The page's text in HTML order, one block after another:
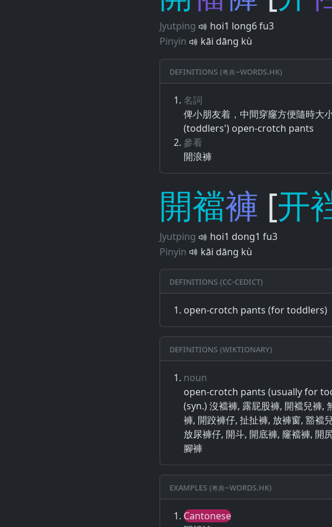
Jyutping
hoi1 long6 fu3
Pinyin
kāi dāng kù
Definitions (粵典–words.hk)
名詞
俾​小朋友​着​，​中間​穿窿​方便​隨時​大
(toddlers') open-crotch pants
參看
開浪褲
開襠褲 [开
Jyutping
hoi1 dong1 fu3
Pinyin
kāi dāng kù
Definitions (CC-CEDICT)
open-crotch pants (for toddlers)
Definitions (Wiktionary)
noun
open-crotch pants (usually for
(syn.) 沒襠褲, 露屁股褲, 開襠兒褲,
褲, 開跤褲仔, 扯扯褲, 放褲窗, 豁襠
放尿褲仔, 開斗, 開底褲, 窿襠褲, 開
腳褲
Examples (粵典–words.hk)
Cantonese